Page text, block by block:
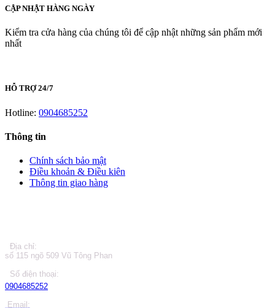
CẬP NHẬT HÀNG NGÀY
Kiểm tra cửa hàng của chúng tôi để cập nhật những sản phẩm mới
nhất
HỖ TRỢ 24/7
Hotline: 0904685252
Thông tin
Chính sách bảo mật
Điều khoản & Điều kiên
Thông tin giao hàng
Địa chỉ:
số 115 ngõ 509 Vũ Tông Phan
Số điện thoại:
0904685252
Email: